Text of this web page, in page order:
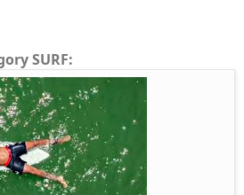
SURF: